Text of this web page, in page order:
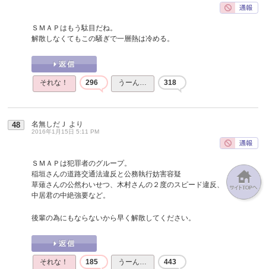
ＳＭＡＰはもう駄目だね。
解散しなくてもこの騒ぎで一層熱は冷める。
それな！ 296 うーん… 318
48 名無しだＪ より
2016年1月15日 5:11 PM
ＳＭＡＰは犯罪者のグループ。
稲垣さんの道路交通法違反と公務執行妨害容疑
草薙さんの公然わいせつ、木村さんの２度のスピード違反、
中居君の中絶強要など。
後輩の為にもならないから早く解散してください。
それな！ 185 うーん… 443